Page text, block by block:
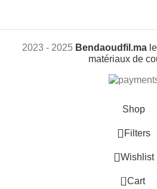
2023 - 2025 Bendaoudfil.ma
matériaux de
Shop
Filters
Wishlist
0 Cart